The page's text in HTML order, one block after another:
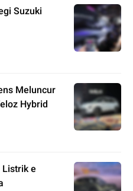
Suzuki
Meluncur
Hybrid
e